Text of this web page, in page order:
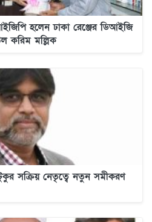
হলেন ঢাকা রেঞ্জের ডিআইজি
করিম মল্লিক
সক্রিয় নেতৃত্বে নতুন সমীকরণ